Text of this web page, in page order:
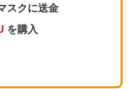
スクに送金
を購入